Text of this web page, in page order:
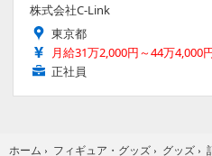
株式会社C-Link
東京都
月給31万2,000円～44万4,000
正社員
ホーム › フィギュア・グッズ › グッズ ›